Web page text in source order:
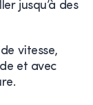
jusqu’à des
vitesse,
et avec